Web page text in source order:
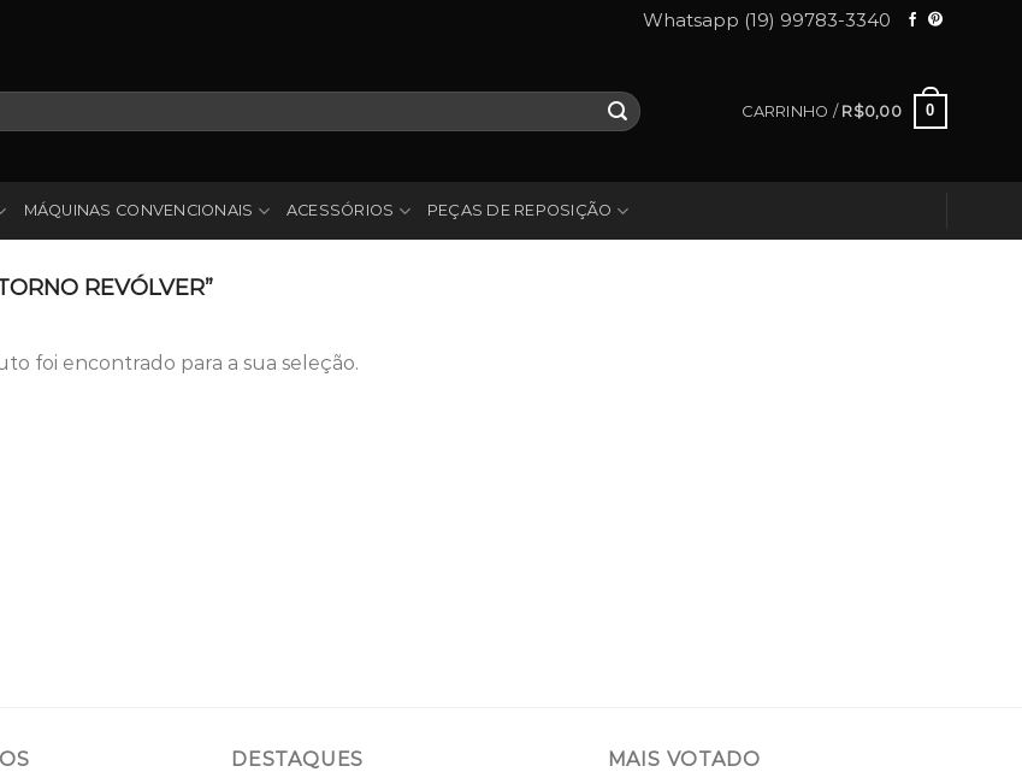
Whatsapp (19) 99783-3340
CARRINHO / R$0,00 0
MÁQUINAS CONVENCIONAIS ACESSÓRIOS PEÇAS DE REPOSIÇÃO
REVÓLVER”
foi encontrado para a sua seleção.
DESTAQUES MAIS VOTADO